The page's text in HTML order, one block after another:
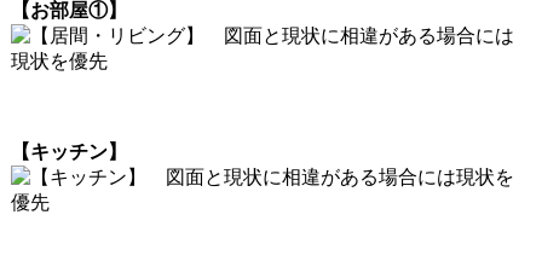
【お部屋①】
【キッチン】